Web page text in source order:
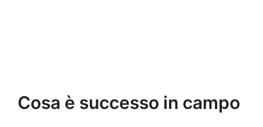
Cosa è successo in campo